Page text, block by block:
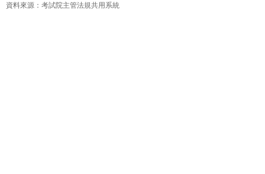
資料來源：考試院主管法規共用系統